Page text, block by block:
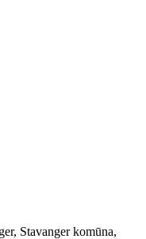
Stavanger komūna,